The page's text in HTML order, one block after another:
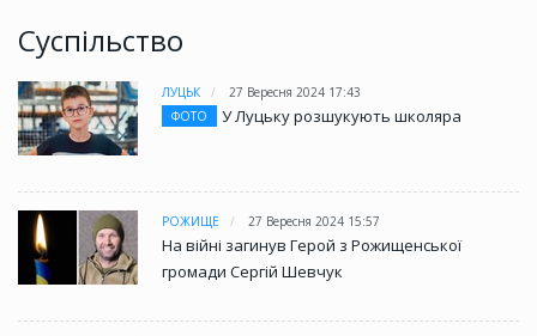
Суспільство
ЛУЦЬК
27 Вересня 2024 17:43
ФОТО
У Луцьку розшукують школяра
РОЖИЩЕ 27 Вересня 2024 15:57
На війні загинув Герой з Рожищенської
громади Сергій Шевчук